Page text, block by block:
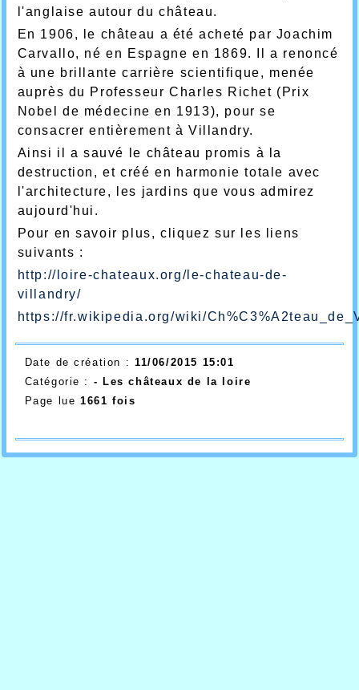
l'anglaise autour du château.
En 1906, le château a été acheté par Joachim
Carvallo, né en Espagne en 1869. Il a renoncé
à une brillante carrière scientifique, menée
auprès du Professeur Charles Richet (Prix
Nobel de médecine en 1913), pour se
consacrer entièrement à Villandry.
Ainsi il a sauvé le château promis à la
destruction, et créé en harmonie totale avec
l'architecture, les jardins que vous admirez
aujourd'hui.
Pour en savoir plus, cliquez sur les liens
suivants :
http://loire-chateaux.org/le-chateau-de-
villandry/
https://fr.wikipedia.org/wiki/
Date de création : 11/06/2015 15:01
Catégorie : - Les châteaux de la loire
Page lue 1661 fois